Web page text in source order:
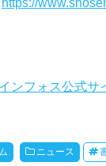
ンフォス公式サ
ニュース